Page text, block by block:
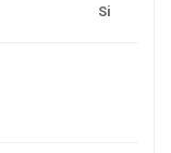
Si